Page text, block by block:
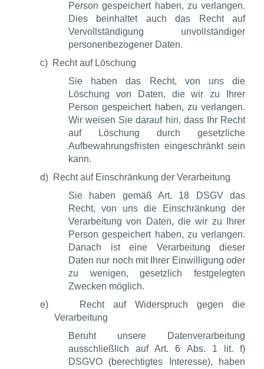
Person gespeichert haben, zu verlangen.
Dies beinhaltet auch das Recht auf
Vervollständigung unvollständiger
personenbezogener Daten.
c) Recht auf Löschung
Sie haben das Recht, von uns die
Löschung von Daten, die wir zu Ihrer
Person gespeichert haben, zu verlangen.
Wir weisen Sie darauf hin, dass Ihr Recht
auf Löschung durch gesetzliche
Aufbewahrungsfristen eingeschränkt sein
kann.
d) Recht auf Einschränkung der Verarbeitung
Sie haben gemäß Art. 18 DSGV das
Recht, von uns die Einschränkung der
Verarbeitung von Daten, die wir zu Ihrer
Person gespeichert haben, zu verlangen.
Danach ist eine Verarbeitung dieser
Daten nur noch mit Ihrer Einwilligung oder
zu wenigen, gesetzlich festgelegten
Zwecken möglich.
e)
Recht auf Widerspruch gegen die
Verarbeitung
Beruht unsere Datenverarbeitung
ausschließlich auf Art. 6 Abs. 1 lit. f)
DSGVO (berechtigtes Interesse), haben